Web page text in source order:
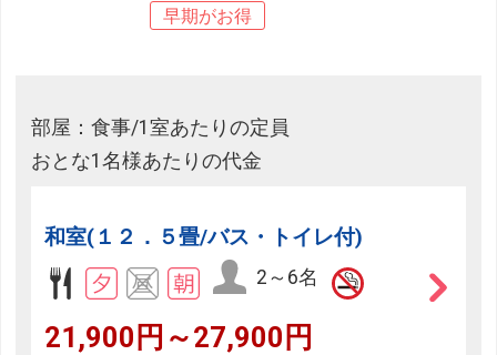
早期がお得
部屋：食事/1室あたりの定員
おとな1名様あたりの代金
和室(１２．５畳/バス・トイレ付)
2～6名
21,900円～27,900円